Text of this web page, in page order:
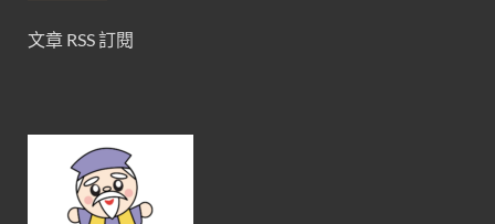
文章 RSS 訂閱